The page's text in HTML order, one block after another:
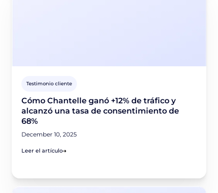
Testimonio cliente
Cómo Chantelle ganó +12% de tráfico y
alcanzó una tasa de consentimiento de
68%
December 10, 2025
Leer el artículo